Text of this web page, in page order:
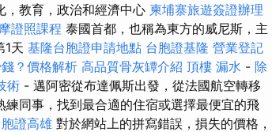
，教育，政治和經濟中心 柬埔寨旅遊簽證辦理
證照課程 泰國首都，也稱為東方的威尼斯，主
1天 基隆台胞證申請地點 台胞證基隆 營業登記
？價格解析 高品質骨灰罈介紹 頂樓 漏水 - 除
術 - 邁阿密從布達佩斯出發，從法國航空轉移
同事，找到最合適的住宿或選擇最便宜的飛
證高雄 對於網站上的拼寫錯誤，損失的價格，